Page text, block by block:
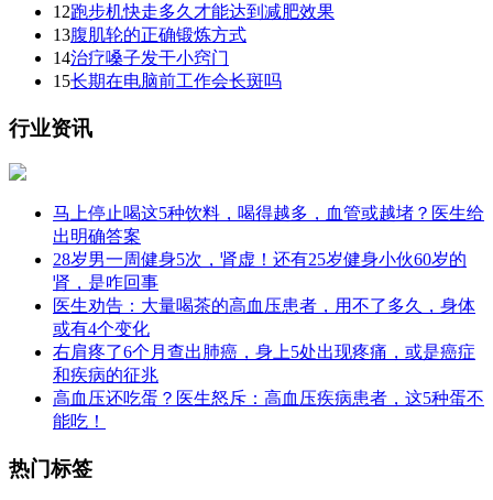
12跑步机快走多久才能达到减肥效果
13腹肌轮的正确锻炼方式
14治疗嗓子发干小窍门
15长期在电脑前工作会长斑吗
行业资讯
马上停止喝这5种饮料，喝得越多，血管或越堵？医生给
出明确答案
28岁男一周健身5次，肾虚！还有25岁健身小伙60岁的
肾，是咋回事
医生劝告：大量喝茶的高血压患者，用不了多久，身体
或有4个变化
右肩疼了6个月查出肺癌，身上5处出现疼痛，或是癌症
和疾病的征兆
高血压还吃蛋？医生怒斥：高血压疾病患者，这5种蛋不
能吃！
热门标签